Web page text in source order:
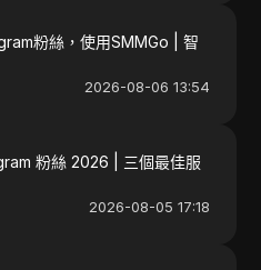
粉絲，使用SMMGo | 智
2026-08-06 13:54
粉絲 2026 | 三個最佳服
2026-08-05 17:18